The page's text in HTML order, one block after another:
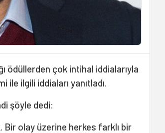
ödüllerden çok intihal iddialarıyla
ile ilgili iddiaları yanıtladı.
şöyle dedi:
Bir olay üzerine herkes farklı bir